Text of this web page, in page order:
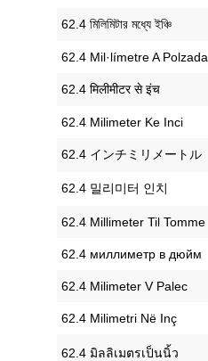
‎62.4 মিলিমিটার মধ্যে ইঞ্চি
‎62.4 Mil·límetre A Polzada
‎62.4 मिलीमीटर से इंच
‎62.4 Milimeter Ke Inci
‎62.4 インチミリメートル
‎62.4 밀리미터 인치
‎62.4 Millimeter Til Tomme
‎62.4 миллиметр в дюйм
‎62.4 Milimeter V Palec
‎62.4 Milimetri Në Inç
‎62.4 มิลลิเมตรเป็นนิ้ว